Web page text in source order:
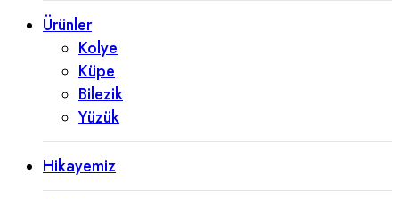
Ürünler
Kolye
Küpe
Bilezik
Yüzük
Hikayemiz